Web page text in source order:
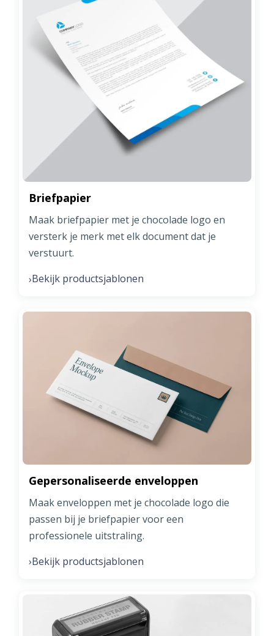
Briefpapier
Maak briefpapier met je chocolade logo en
versterk je merk met elk document dat je
verstuurt.
›Bekijk productsjablonen
Gepersonaliseerde enveloppen
Maak enveloppen met je chocolade logo die
passen bij je briefpapier voor een
professionele uitstraling.
›Bekijk productsjablonen